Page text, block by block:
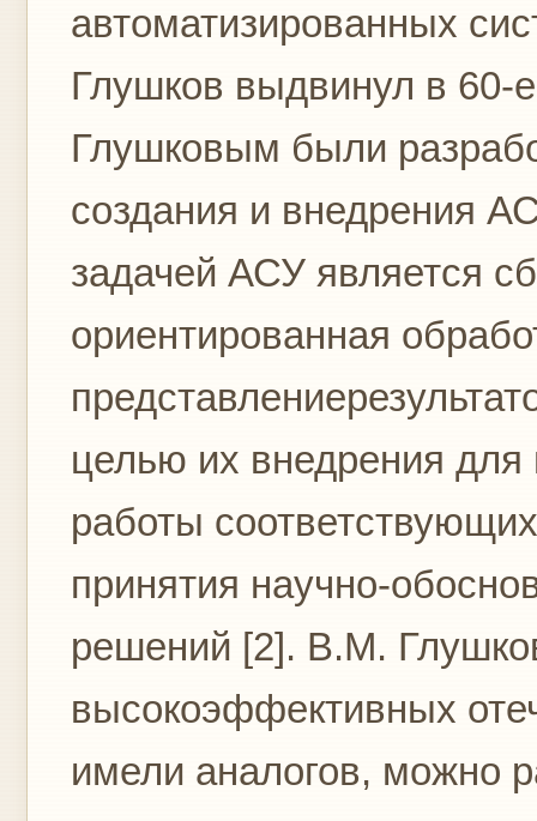
автоматизированных
Глушков выдвинул в 60-
Глушковым были
создания и внедрения
задачей АСУ является
ориентированная
целью их внедрения
работы
принятия научно-
решений [2]. В.М.
высокоэффективных
имели аналогов, можно